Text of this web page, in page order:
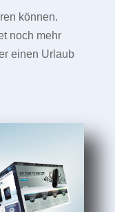
können.
noch mehr
einen Urlaub